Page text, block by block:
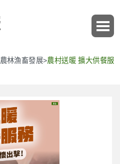
農林漁畜發展>農村送暖 擴大供餐服